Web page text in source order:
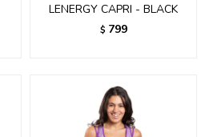
LENERGY CAPRI - BLACK
$ 799